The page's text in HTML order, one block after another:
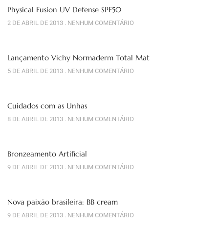
Physical Fusion UV Defense SPF50
2 DE ABRIL DE 2013 NENHUM COMENTÁRIO
Lançamento Vichy Normaderm Total Mat
5 DE ABRIL DE 2013 NENHUM COMENTÁRIO
Cuidados com as Unhas
8 DE ABRIL DE 2013 NENHUM COMENTÁRIO
Bronzeamento Artificial
9 DE ABRIL DE 2013 NENHUM COMENTÁRIO
Nova paixão brasileira: BB cream
9 DE ABRIL DE 2013 NENHUM COMENTÁRIO